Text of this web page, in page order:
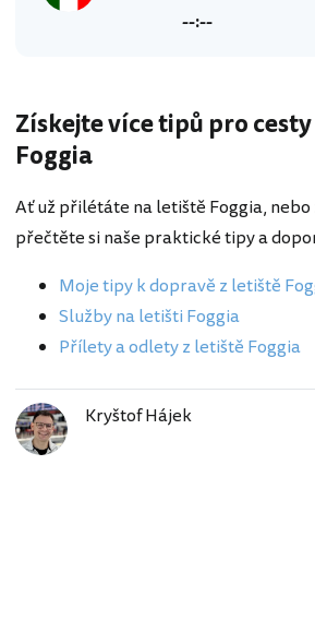
--:--
Získejte více tipů pro
Foggia
Ať už přilétáte na letiště Foggia,
přečtěte si naše praktické tipy a
Moje tipy k dopravě z letiště
Služby na letišti Foggia
Přílety a odlety z letiště Foggia
Kryštof Hájek